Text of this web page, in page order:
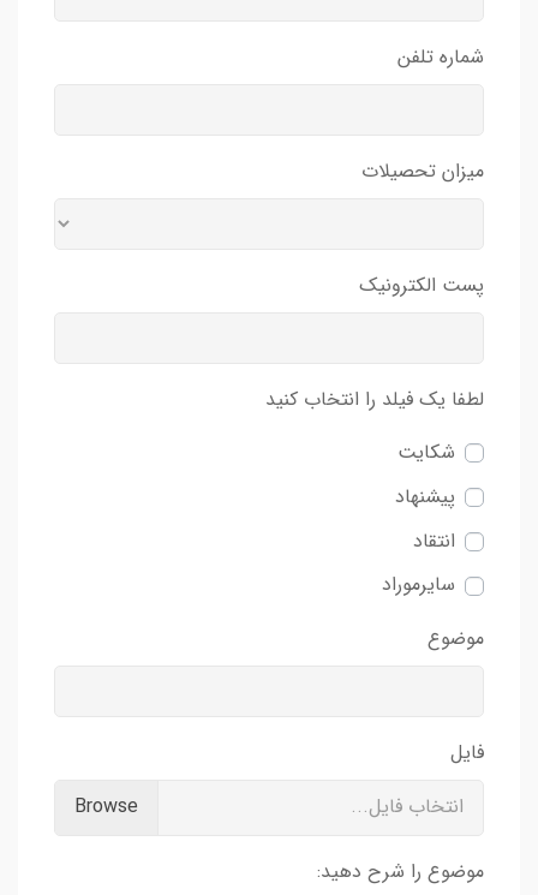
شماره تلفن
میزان تحصیلات
پست الکترونیک
لطفا یک فیلد را انتخاب کنید
شکایت
پیشنهاد
انتقاد
سایرموراد
موضوع
فایل
انتخاب فایل...
موضوع را شرح دهید: